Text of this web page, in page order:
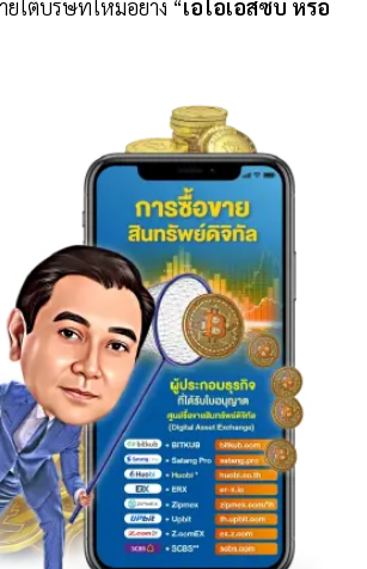
ยใต้บริษัทใหม่อย่าง “เอไอเอสซีบี หรือ